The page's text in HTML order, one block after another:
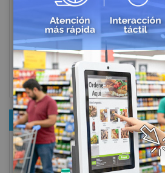
Casinos
Sector Textil
Hoteleria
NOTICIAS RECIENTES
¿Qué lector de códigos de
negocio? Guía completa para